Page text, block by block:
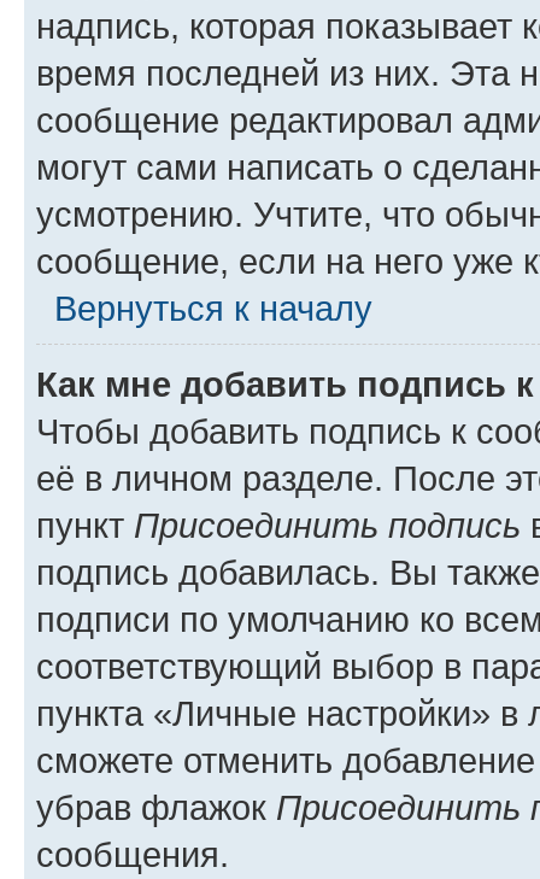
надпись, которая показывает
время последней из них. Эта
сообщение редактировал
могут сами написать о
усмотрению. Учтите, что
сообщение, если на него уже
Вернуться к началу
Как мне добавить подпись
Чтобы добавить подпись к
её в личном разделе. После
пункт Присоединить подпись
подпись добавилась. Вы
подписи по умолчанию ко
соответствующий выбор в
пункта «Личные настройки»
сможете отменить
убрав флажок Присоединить
сообщения.